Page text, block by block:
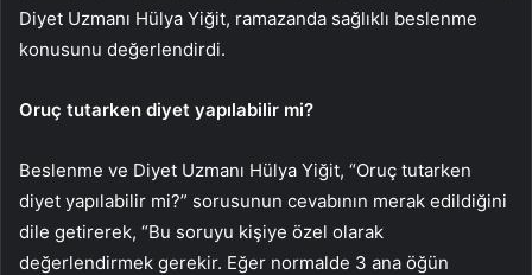
Diyet Uzmanı Hülya Yiğit, ramazanda sağlıklı beslenme
konusunu değerlendirdi.
Oruç tutarken diyet yapılabilir mi?
Beslenme ve Diyet Uzmanı Hülya Yiğit, “Oruç tutarken
diyet yapılabilir mi?” sorusunun cevabının merak edildiğini
dile getirerek, “Bu soruyu kişiye özel olarak
değerlendirmek gerekir. Eğer normalde 3 ana öğün